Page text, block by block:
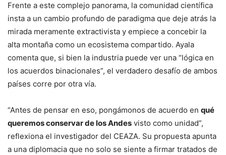
Frente a este complejo panorama, la comunidad científica
insta a un cambio profundo de paradigma que deje atrás la
mirada meramente extractivista y empiece a concebir la
alta montaña como un ecosistema compartido. Ayala
comenta que, si bien la industria puede ver una “lógica en
los acuerdos binacionales”, el verdadero desafío de ambos
países corre por otra vía.
“Antes de pensar en eso, pongámonos de acuerdo en qué
queremos conservar de los Andes visto como unidad”,
reflexiona el investigador del CEAZA. Su propuesta apunta
a una diplomacia que no solo se siente a firmar tratados de